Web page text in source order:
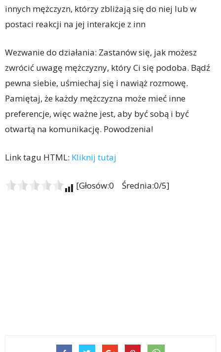
innych mężczyzn, którzy zbliżają się do niej lub w
postaci reakcji na jej interakcje z inn
Wezwanie do działania: Zastanów się, jak możesz
zwrócić uwagę mężczyzny, który Ci się podoba. Bądź
pewna siebie, uśmiechaj się i nawiąż rozmowę.
Pamiętaj, że każdy mężczyzna może mieć inne
preferencje, więc ważne jest, aby być sobą i być
otwartą na komunikację. Powodzenia!
Link tagu HTML: Kliknij tutaj
[Głosów:0 Średnia:0/5]